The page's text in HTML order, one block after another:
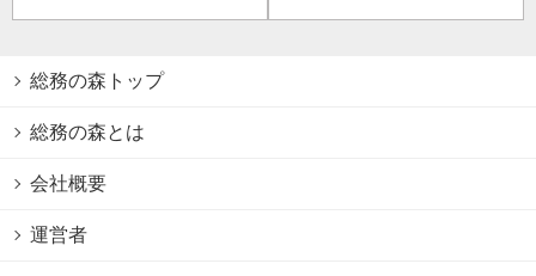
総務の森トップ
総務の森とは
会社概要
運営者